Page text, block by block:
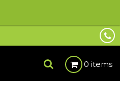
0 items